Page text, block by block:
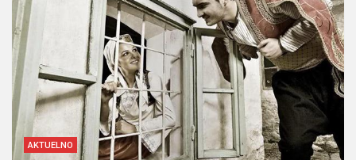
AKTUELNO